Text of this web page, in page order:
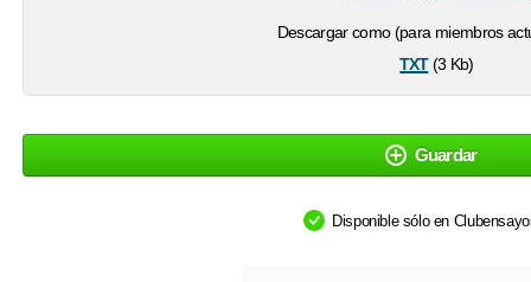
Descargar como (para miembros
txt(3 Kb)
Guardar
Disponible sólo en